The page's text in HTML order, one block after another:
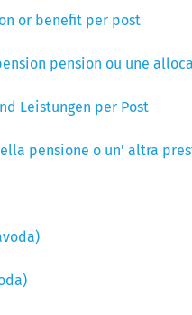
or benefit per post
pension ou une
Leistungen per Post
pensione o un' altra